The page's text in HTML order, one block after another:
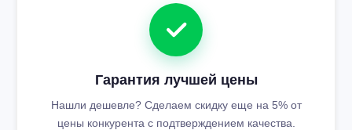
Гарантия лучшей цены
Нашли дешевле? Сделаем скидку еще на 5% от
цены конкурента с подтверждением качества.